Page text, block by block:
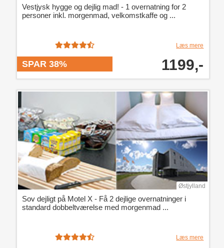
Vestjysk hygge og dejlig mad! - 1 overnatning for 2
personer inkl. morgenmad, velkomstkaffe og ...
Læs mere
SPAR 38% 1199,-
Østjylland
Sov dejligt på Motel X - Få 2 dejlige overnatninger i
standard dobbeltværelse med morgenmad ...
Læs mere